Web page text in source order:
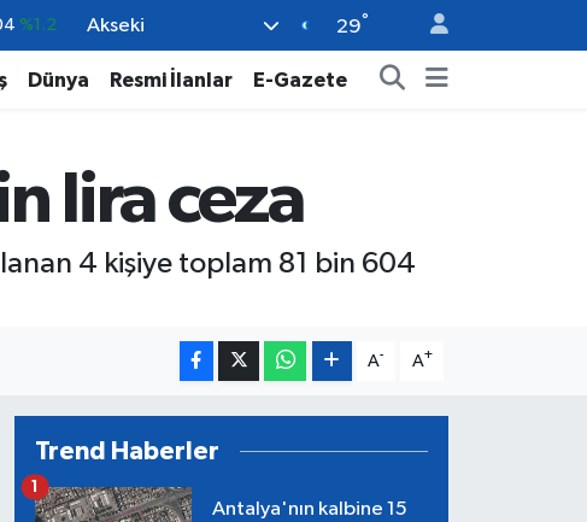
%0.17
%0.27
%-19
Akseki 29°
Dünya Resmi İlanlar E-Gazete
lira ceza
4 kişiye toplam 81 bin 604
A- A+
Trend Haberler
Antalya'nın kalbine 15
1